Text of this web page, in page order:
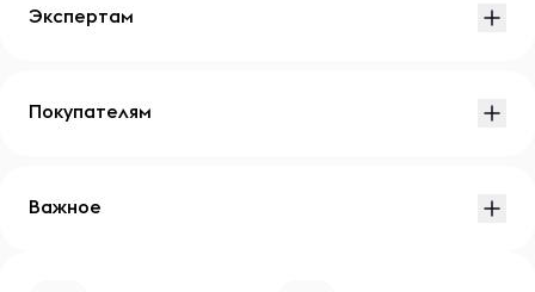
Экспертам
Покупателям
Важное